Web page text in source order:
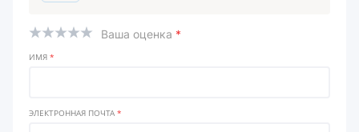
Ваша оценка *
ИМЯ *
ЭЛЕКТРОННАЯ ПОЧТА *